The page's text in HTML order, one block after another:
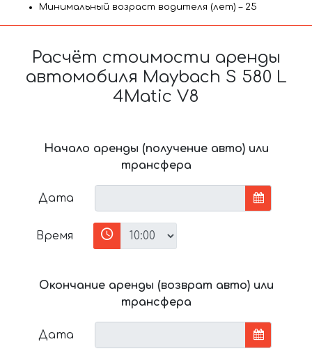
Минимальный возраст водителя (лет) – 25
Расчёт стоимости аренды
автомобиля Maybach S 580 L
4Matic V8
Начало аренды (получение авто) или
трансфера
Дата
Время
Окончание аренды (возврат авто) или
трансфера
Дата